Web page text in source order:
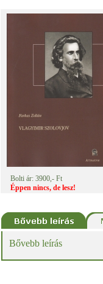
Bolti ár: 3900,- Ft
Éppen nincs, de lesz!
Bővebb leírás